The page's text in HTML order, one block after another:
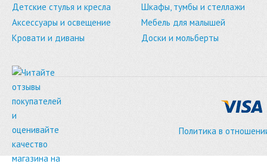
Детские стулья и кресла
Шкафы, тумбы и стеллажи
Аксессуары и освещение
Мебель для малышей
Кровати и диваны
Доски и мольберты
Политика в